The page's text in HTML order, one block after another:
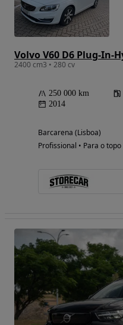
2400 cm3 • 280 cv
250 000 km
2014
Barcarena (Lisboa)
Profissional • Para o topo